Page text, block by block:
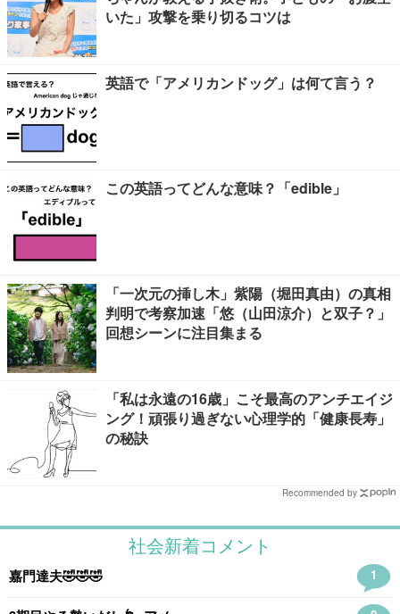
いた」攻撃を乗り切るコツは
英語で「アメリカンドッグ」は何て言う？
この英語ってどんな意味？「edible」
「一次元の挿し木」紫陽（堀田真由）の真相
判明で考察加速「悠（山田涼介）と双子？」
回想シーンに注目集まる
「私は永遠の16歳」こそ最高のアンチエイジ
ング！頑張り過ぎない心理学的「健康長寿」
の秘訣
Recommended by